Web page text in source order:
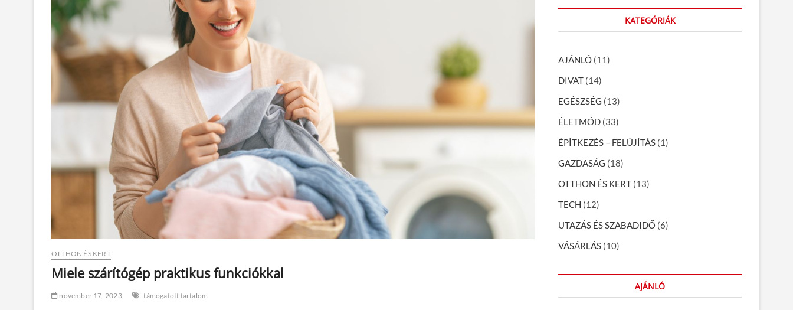
OTTHON ÉS KERT
Miele szárítógép praktikus funkciókkal
november 17, 2023 támogatott tartalom
r
KATEGÓRIÁK
AJÁNLÓ (11)
DIVAT (14)
EGÉSZSÉG (13)
ÉLETMÓD (33)
ÉPÍTKEZÉS – FELÚJÍTÁS (1)
GAZDASÁG (18)
OTTHON ÉS KERT (13)
TECH (12)
UTAZÁS ÉS SZABADIDŐ (6)
VÁSÁRLÁS (10)
AJÁNLÓ